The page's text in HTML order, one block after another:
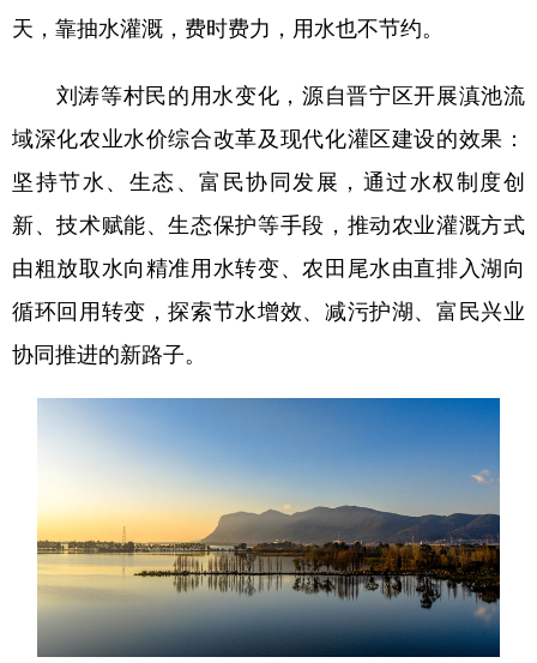
天，靠抽水灌溉，费时费力，用水也不节约。
刘涛等村民的用水变化，源自晋宁区开展滇池流
域深化农业水价综合改革及现代化灌区建设的效果：
坚持节水、生态、富民协同发展，通过水权制度创
新、技术赋能、生态保护等手段，推动农业灌溉方式
由粗放取水向精准用水转变、农田尾水由直排入湖向
循环回用转变，探索节水增效、减污护湖、富民兴业
协同推进的新路子。